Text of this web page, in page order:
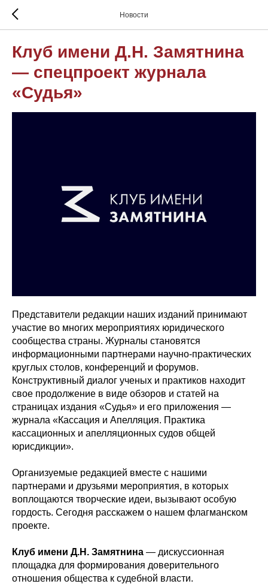
Новости
Клуб имени Д.Н. Замятнина
— спецпроект журнала
«Судья»
Представители редакции наших изданий принимают
участие во многих мероприятиях юридического
сообщества страны. Журналы становятся
информационными партнерами научно-практических
круглых столов, конференций и форумов.
Конструктивный диалог ученых и практиков находит
свое продолжение в виде обзоров и статей на
страницах издания «Судья» и его приложения —
журнала «Кассация и Апелляция. Практика
кассационных и апелляционных судов общей
юрисдикции».
Организуемые редакцией вместе с нашими
партнерами и друзьями мероприятия, в которых
воплощаются творческие идеи, вызывают особую
гордость. Сегодня расскажем о нашем флагманском
проекте.
Клуб имени Д.Н. Замятнина — дискуссионная
площадка для формирования доверительного
отношения общества к судебной власти.